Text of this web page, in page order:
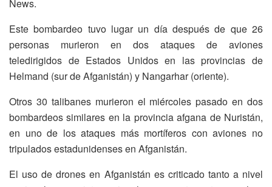
News.
Este bombardeo tuvo lugar un día después de que 26
personas murieron en dos ataques de aviones
teledirigidos de Estados Unidos en las provincias de
Helmand (sur de Afganistán) y Nangarhar (oriente).
Otros 30 talibanes murieron el miércoles pasado en dos
bombardeos similares en la provincia afgana de Nuristán,
en uno de los ataques más mortíferos con aviones no
tripulados estadunidenses en Afganistán.
El uso de drones en Afganistán es criticado tanto a nivel